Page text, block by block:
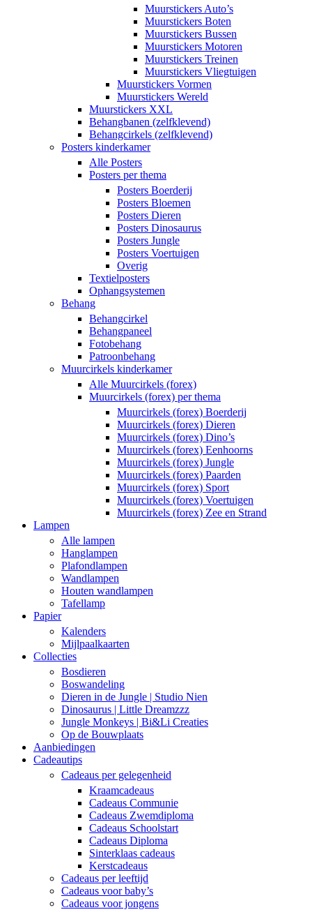
Muurstickers Auto’s
Muurstickers Boten
Muurstickers Bussen
Muurstickers Motoren
Muurstickers Treinen
Muurstickers Vliegtuigen
Muurstickers Vormen
Muurstickers Wereld
Muurstickers XXL
Behangbanen (zelfklevend)
Behangcirkels (zelfklevend)
Posters kinderkamer
Alle Posters
Posters per thema
Posters Boerderij
Posters Bloemen
Posters Dieren
Posters Dinosaurus
Posters Jungle
Posters Voertuigen
Overig
Textielposters
Ophangsystemen
Behang
Behangcirkel
Behangpaneel
Fotobehang
Patroonbehang
Muurcirkels kinderkamer
Alle Muurcirkels (forex)
Muurcirkels (forex) per thema
Muurcirkels (forex) Boerderij
Muurcirkels (forex) Dieren
Muurcirkels (forex) Dino’s
Muurcirkels (forex) Eenhoorns
Muurcirkels (forex) Jungle
Muurcirkels (forex) Paarden
Muurcirkels (forex) Sport
Muurcirkels (forex) Voertuigen
Muurcirkels (forex) Zee en Strand
Lampen
Alle lampen
Hanglampen
Plafondlampen
Wandlampen
Houten wandlampen
Tafellamp
Papier
Kalenders
Mijlpaalkaarten
Collecties
Bosdieren
Boswandeling
Dieren in de Jungle | Studio Nien
Dinosaurus | Little Dreamzzz
Jungle Monkeys | Bi&Li Creaties
Op de Bouwplaats
Aanbiedingen
Cadeautips
Cadeaus per gelegenheid
Kraamcadeaus
Cadeaus Communie
Cadeaus Zwemdiploma
Cadeaus Schoolstart
Cadeaus Diploma
Sinterklaas cadeaus
Kerstcadeaus
Cadeaus per leeftijd
Cadeaus voor baby’s
Cadeaus voor jongens